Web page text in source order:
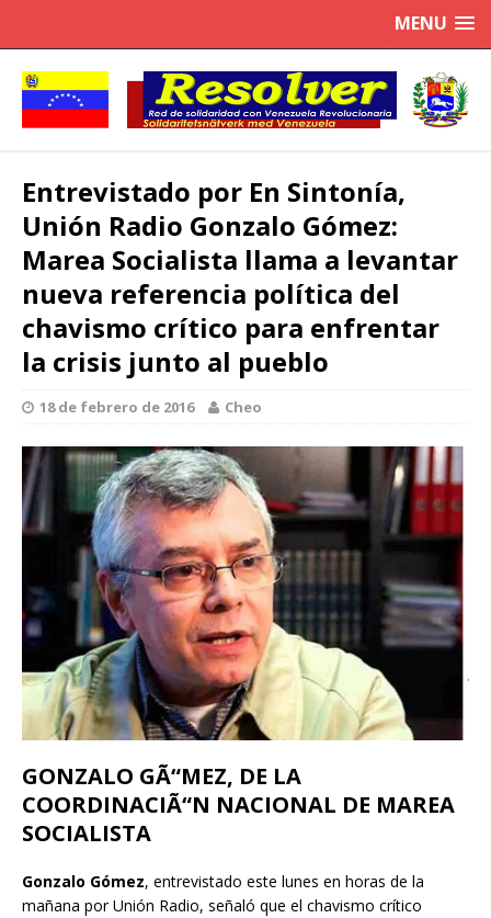
MENU
Entrevistado por En Sintonía,
Unión Radio Gonzalo Gómez:
Marea Socialista llama a levantar
nueva referencia política del
chavismo crítico para enfrentar
la crisis junto al pueblo
18 de febrero de 2016 Cheo
GONZALO GÃ“MEZ, DE LA
COORDINACIÃ“N NACIONAL DE MAREA
SOCIALISTA
Gonzalo Gómez, entrevistado este lunes en horas de la
mañana por Unión Radio, señaló que el chavismo crítico